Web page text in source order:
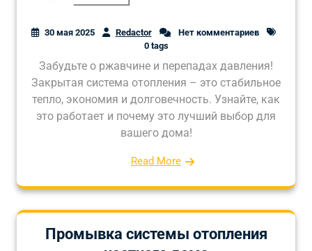
30 мая 2025 Redactor
Нет комментариев
0 tags
Забудьте о ржавчине и перепадах давления!
Закрытая система отопления – это стабильное
тепло, экономия и долговечность. Узнайте, как
это работает и почему это лучший выбор для
вашего дома!
Read More
Промывка системы отопления